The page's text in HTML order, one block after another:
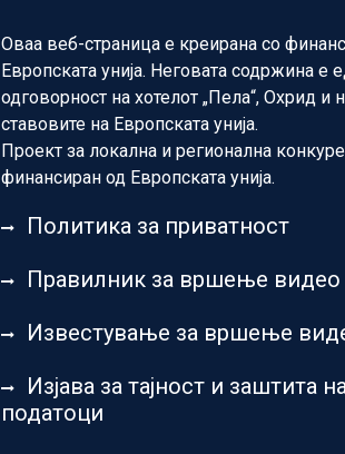
Оваа веб-страница е креирана со
Европската унија. Неговата содржина е
одговорност на хотелот „Пела“, Охрид и
ставовите на Европската унија.
Проект за локална и регионална
финансиран од Европската унија.
Политика за приватност
Правилник за вршење видео
Известување за вршење
Изјава за тајност и заштита
податоци